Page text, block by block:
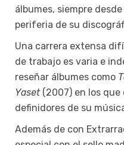
álbumes, siempre desde
periferia de su
Una carrera extensa
de trabajo es varia e
reseñar álbumes como
Yaset(2007) en los que
definidores de su
Además de con